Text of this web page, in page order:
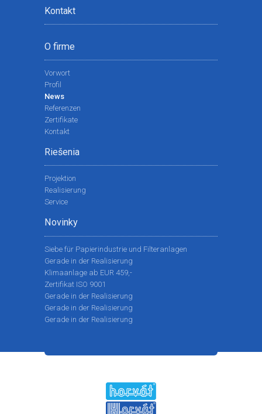
Kontakt
O firme
Vorwort
Profil
News
Referenzen
Zertifikate
Kontakt
Riešenia
Projektion
Realisierung
Service
Novinky
Siebe für Papierindustrie und Filteranlagen
Gerade in der Realisierung
Klimaanlage ab EUR 459,-
Zertifikat ISO 9001
Gerade in der Realisierung
Gerade in der Realisierung
Gerade in der Realisierung